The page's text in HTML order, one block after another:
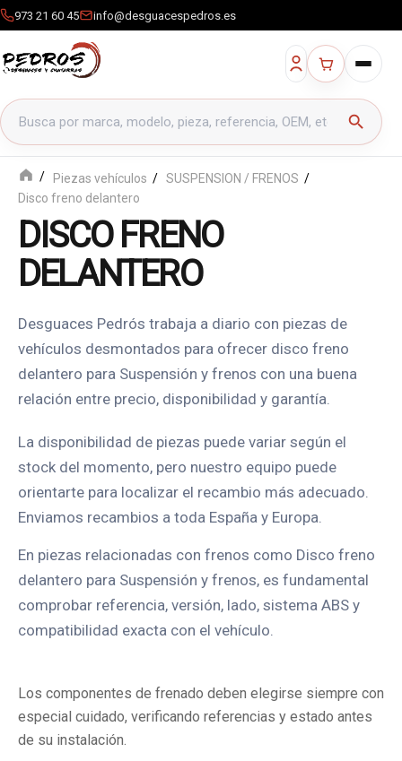
973 21 60 45 info@desguacespedros.es
Buscar productos
search
Piezas vehículos
SUSPENSION / FRENOS
Disco freno delantero
DISCO FRENO
DELANTERO
Desguaces Pedrós trabaja a diario con piezas de
vehículos desmontados para ofrecer disco freno
delantero para Suspensión y frenos con una buena
relación entre precio, disponibilidad y garantía.
La disponibilidad de piezas puede variar según el
stock del momento, pero nuestro equipo puede
orientarte para localizar el recambio más adecuado.
Enviamos recambios a toda España y Europa.
En piezas relacionadas con frenos como Disco freno
delantero para Suspensión y frenos, es fundamental
comprobar referencia, versión, lado, sistema ABS y
compatibilidad exacta con el vehículo.
Los componentes de frenado deben elegirse siempre con
especial cuidado, verificando referencias y estado antes
de su instalación.